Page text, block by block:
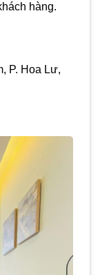
hàng.
P. Hoa Lư,